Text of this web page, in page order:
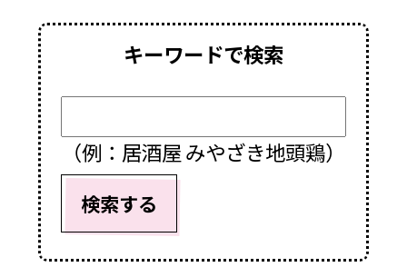
キーワードで検索
（例：居酒屋 みやざき地頭鶏）
検索する